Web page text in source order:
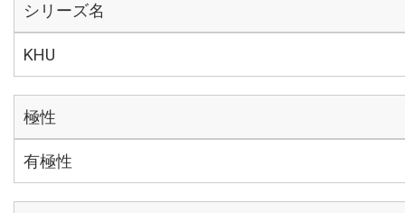
シリーズ名
KHU
極性
有極性